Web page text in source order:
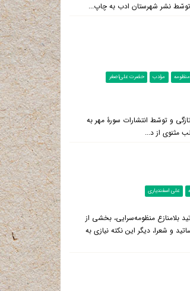
توسّط نشر شهرستان ادب به چاپ...
منظومه مؤدب
حضرت علی‌اصغر
و توسّط انتشارات سورۀ مهر به
مثنوی از د...
علی اسفندیاری
بلامنازع منظومه‌سرایی، بخشی از
و شعرا، دیگر این نکته نیازی به